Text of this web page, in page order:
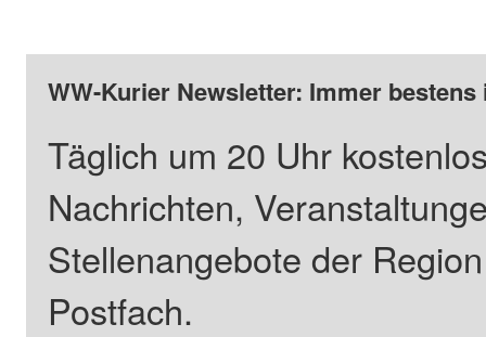
WW-Kurier Newsletter: Immer
Täglich um 20 Uhr
Nachrichten,
Stellenangebote der
Postfach.